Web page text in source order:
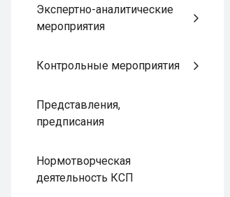
Экспертно-аналитические
мероприятия
Контрольные мероприятия
Представления,
предписания
Нормотворческая
деятельность КСП